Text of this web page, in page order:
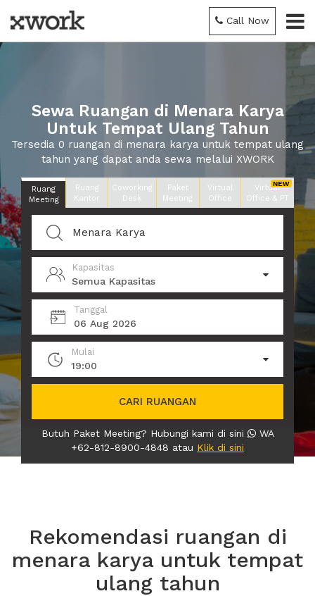
Call Now
Sewa Ruangan di Menara Karya
Untuk Tempat Ulang Tahun
Tersedia 0 ruangan di menara karya untuk tempat ulang
tahun yang dapat anda sewa melalui XWORK
Ruang
Meeting
Ruang
Kantor
Coworking
Desk
Paket
Meeting
Virtual
Office
Virtual
Office & PT
Kapasitas
Semua Kapasitas
Tanggal
06 Aug 2026
Mulai
19:00
CARI RUANGAN
Butuh Paket Meeting? Hubungi kami di sini
WA
+62-812-8900-4848 atau Klik di sini
Rekomendasi ruangan di
menara karya untuk tempat
ulang tahun